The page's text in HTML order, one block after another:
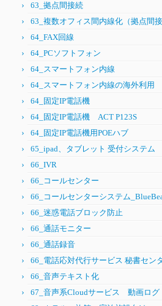
63_拠点間接続
63_複数オフィス間内線化（拠点間接
64_FAX回線
64_PCソフトフォン
64_スマートフォン内線
64_スマートフォン内線の海外利用
64_固定IP電話機
64_固定IP電話機 ACT P123S
64_固定IP電話機用POEハブ
65_ipad、タブレット 受付システム
66_IVR
66_コールセンター
66_コールセンターシステム
66_迷惑電話ブロック防止
66_通話モニター
66_通話録音
66_電話応対代行サービス 秘書セン
66_音声テキスト化
67_音声系Cloudサービス 動画ログ